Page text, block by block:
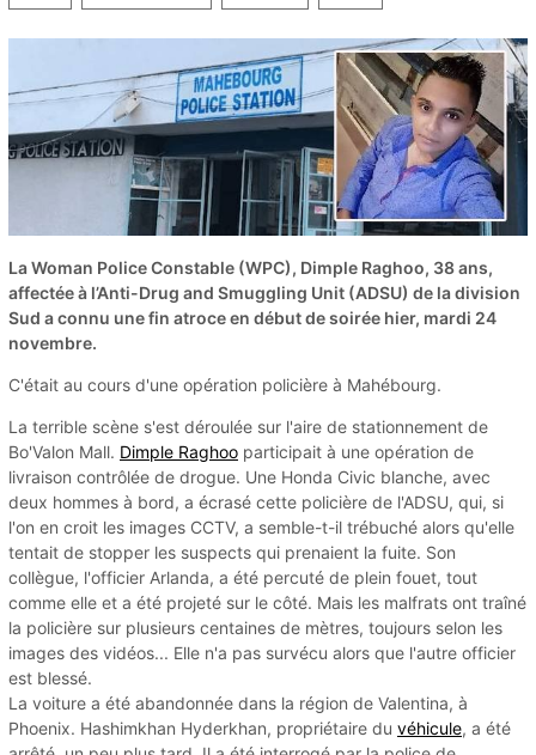
La Woman Police Constable (WPC), Dimple Raghoo, 38 ans,
affectée à l’Anti-Drug and Smuggling Unit (ADSU) de la division
Sud a connu une fin atroce en début de soirée hier, mardi 24
novembre.
C'était au cours d'une opération policière à Mahébourg.
La terrible scène s'est déroulée sur l'aire de stationnement de
Bo'Valon Mall. Dimple Raghoo participait à une opération de
livraison contrôlée de drogue. Une Honda Civic blanche, avec
deux hommes à bord, a écrasé cette policière de l'ADSU, qui, si
l'on en croit les images CCTV, a semble-t-il trébuché alors qu'elle
tentait de stopper les suspects qui prenaient la fuite. Son
collègue, l'officier Arlanda, a été percuté de plein fouet, tout
comme elle et a été projeté sur le côté. Mais les malfrats ont traîné
la policière sur plusieurs centaines de mètres, toujours selon les
images des vidéos... Elle n'a pas survécu alors que l'autre officier
est blessé.
La voiture a été abandonnée dans la région de Valentina, à
Phoenix. Hashimkhan Hyderkhan, propriétaire du véhicule, a été